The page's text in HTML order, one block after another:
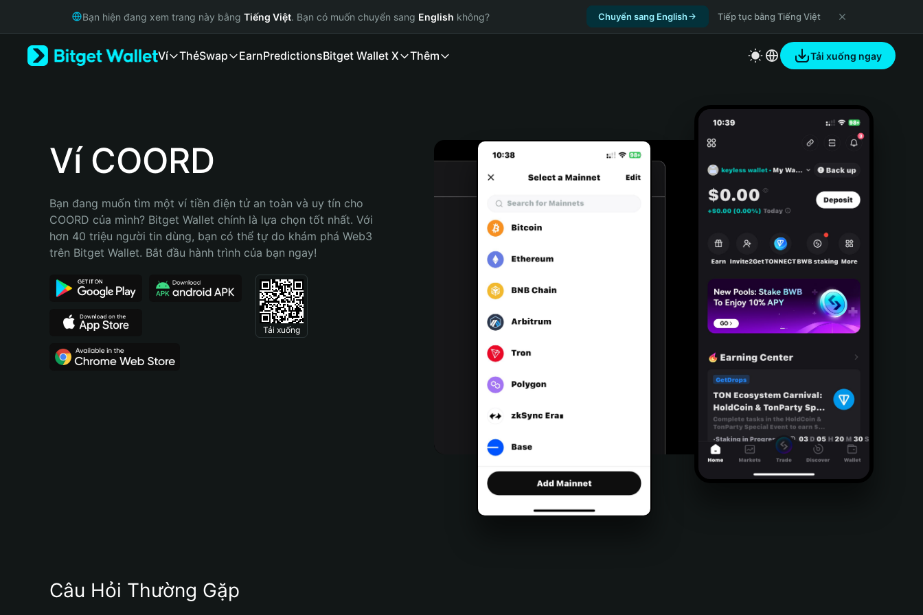
Русский
Bahasa Indonesia
Português (Brasil)
Bạn hiện đang xem trang này bằng Tiếng Việt. Bạn có muốn chuyển sang English không? Chuyển sang English Tiếp tục bằng Tiếng Việt
Ví ThẻSwap EarnPredictionsBitget Wallet X Thêm Tải xuống ngay
Ví COORD
Bạn đang muốn tìm một ví tiền điện tử an toàn và uy tín cho
COORD của mình? Bitget Wallet chính là lựa chọn tốt nhất. Với
hơn 40 triệu người tin dùng, bạn có thể tự do khám phá Web3
trên Bitget Wallet. Bắt đầu hành trình của bạn ngay!
Tải xuống
Câu Hỏi Thường Gặp